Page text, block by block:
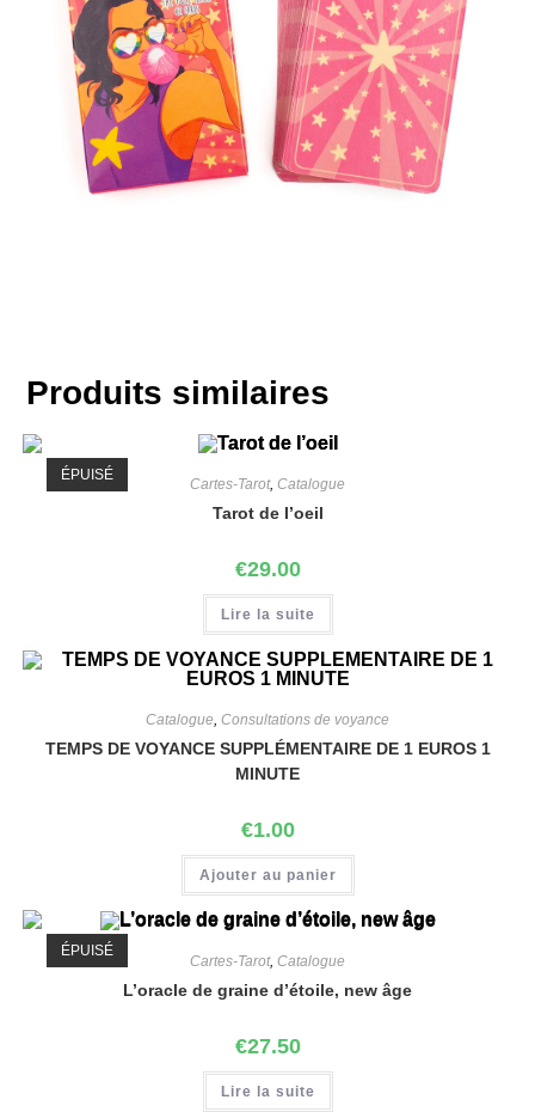
Produits similaires
ÉPUISÉ
Cartes-Tarot, Catalogue
Tarot de l’oeil
€29.00
Lire la suite
Catalogue, Consultations de voyance
TEMPS DE VOYANCE SUPPLÉMENTAIRE DE 1 EUROS 1
MINUTE
€1.00
Ajouter au panier
ÉPUISÉ
Cartes-Tarot, Catalogue
L’oracle de graine d’étoile, new âge
€27.50
Lire la suite